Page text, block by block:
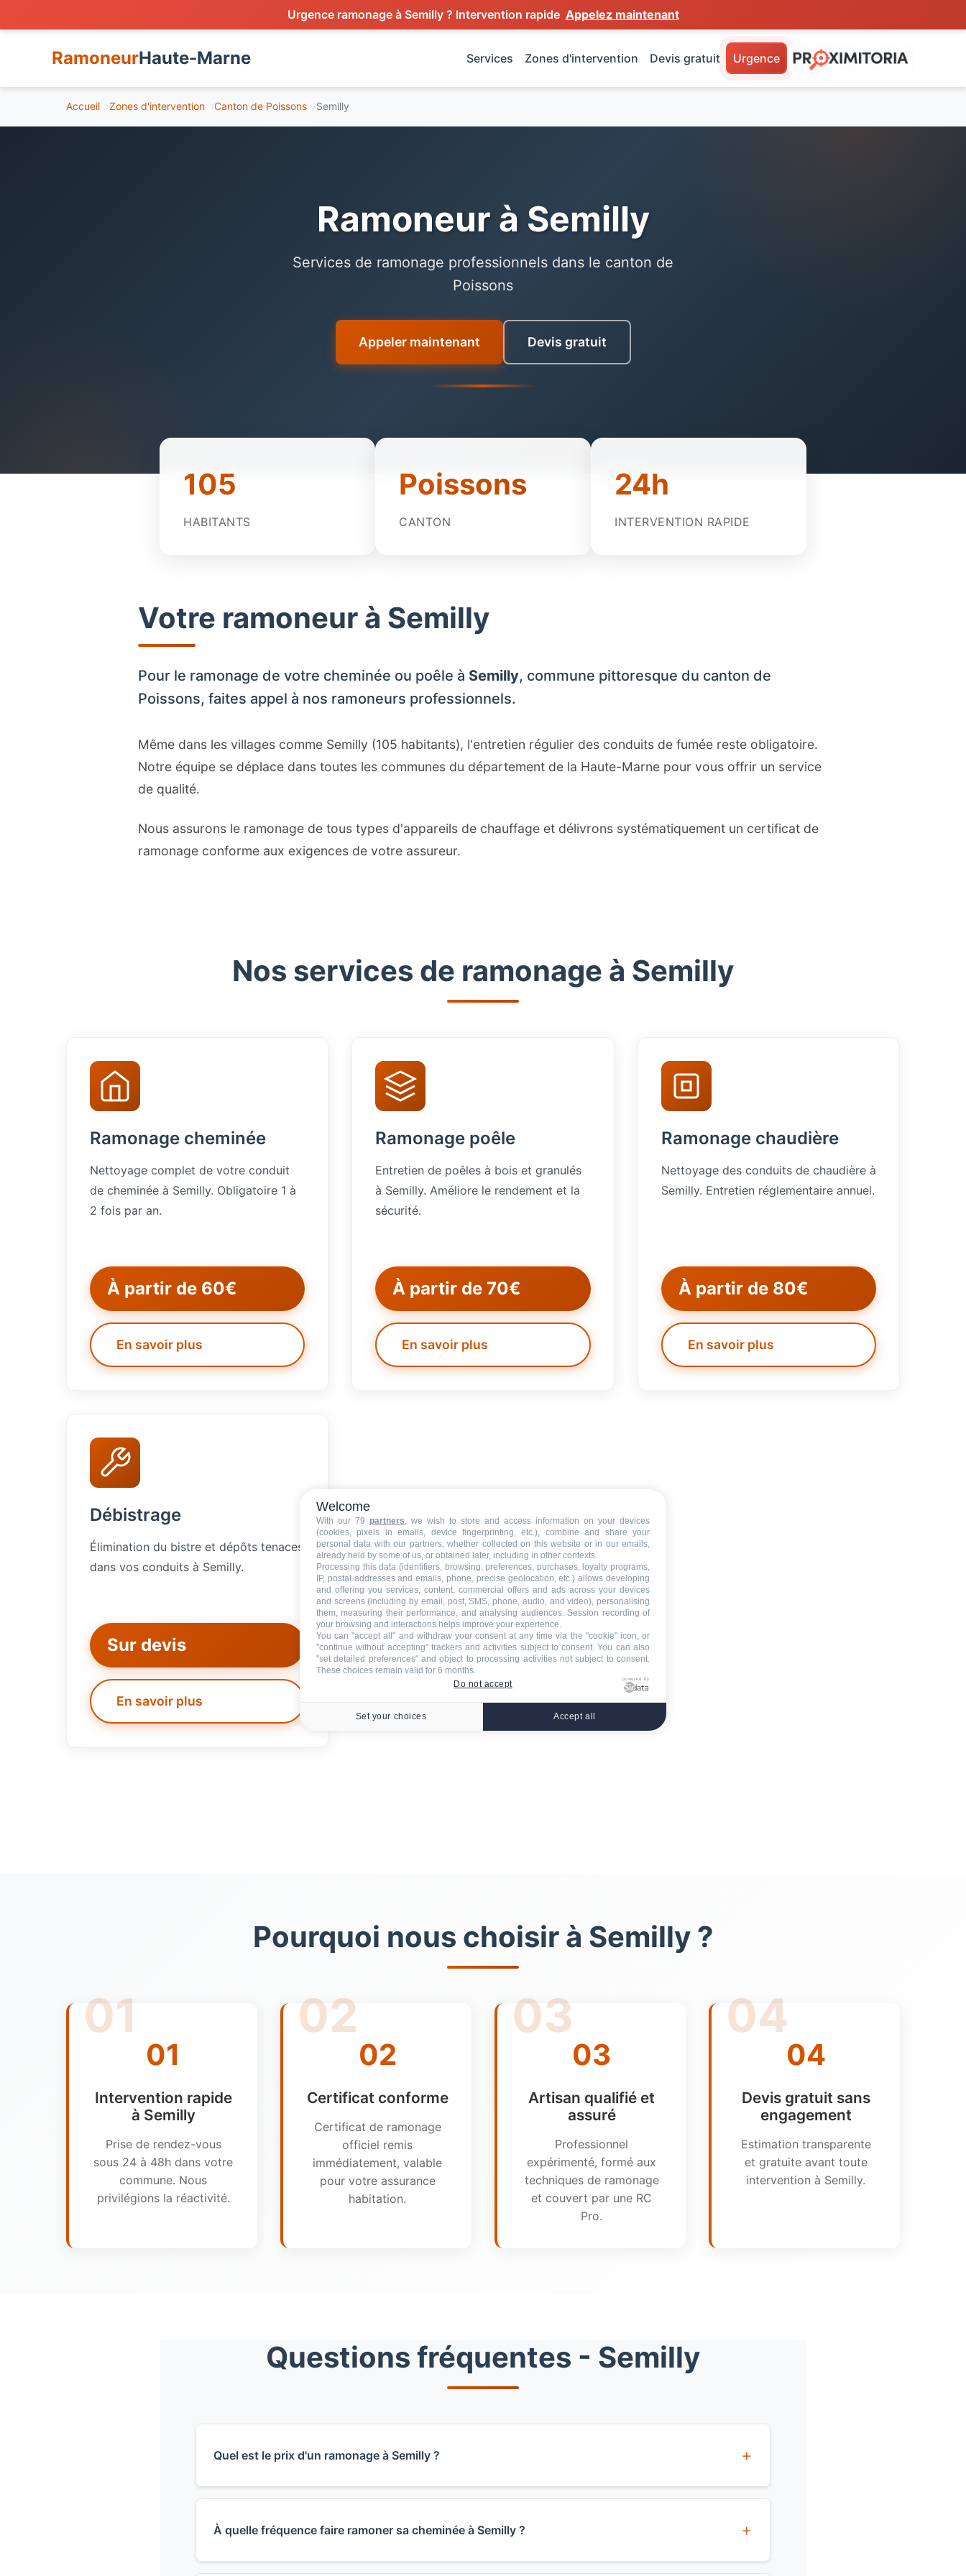
Urgence ramonage à Semilly ? Intervention rapide Appelez maintenant
RamoneurHaute-Marne Services Zones d'intervention Devis gratuit Urgence
Accueil Zones d'intervention Canton de Poissons Semilly
Ramoneur à Semilly
Services de ramonage professionnels dans le canton de
Poissons
Appeler maintenant Devis gratuit
105
HABITANTS
Poissons
CANTON
24h
INTERVENTION RAPIDE
Votre ramoneur à Semilly
Pour le ramonage de votre cheminée ou poêle à Semilly, commune pittoresque du canton de
Poissons, faites appel à nos ramoneurs professionnels.
Même dans les villages comme Semilly (105 habitants), l'entretien régulier des conduits de fumée reste obligatoire.
Notre équipe se déplace dans toutes les communes du département de la Haute-Marne pour vous offrir un service
de qualité.
Nous assurons le ramonage de tous types d'appareils de chauffage et délivrons systématiquement un certificat de
ramonage conforme aux exigences de votre assureur.
Nos services de ramonage à Semilly
Ramonage cheminée
Nettoyage complet de votre conduit
de cheminée à Semilly. Obligatoire 1 à
2 fois par an.
À partir de 60€
En savoir plus
Ramonage poêle
Entretien de poêles à bois et granulés
à Semilly. Améliore le rendement et la
sécurité.
À partir de 70€
En savoir plus
Ramonage chaudière
Nettoyage des conduits de chaudière à
Semilly. Entretien réglementaire annuel.
À partir de 80€
En savoir plus
Débistrage
Élimination du bistre et dépôts tenaces
dans vos conduits à Semilly.
Sur devis
En savoir plus
Pourquoi nous choisir à Semilly ?
01
Intervention rapide
à Semilly
Prise de rendez-vous
sous 24 à 48h dans votre
commune. Nous
privilégions la réactivité.
02
Certificat conforme
Certificat de ramonage
officiel remis
immédiatement, valable
pour votre assurance
habitation.
03
Artisan qualifié et
assuré
Professionnel
expérimenté, formé aux
techniques de ramonage
et couvert par une RC
Pro.
04
Devis gratuit sans
engagement
Estimation transparente
et gratuite avant toute
intervention à Semilly.
Questions fréquentes - Semilly
Quel est le prix d'un ramonage à Semilly ?
facturé sur devis. Ces tarifs incluent le déplacement dans le canton de Poissons et la remise
À quelle fréquence faire ramoner sa cheminée à Semilly ?
Welcome
With our 79 partners, we wish to store and access information on your devices
(cookies, pixels in emails, device fingerprinting, etc.), combine and share your
personal data with our partners, whether collected on this website or in our emails,
already held by some of us, or obtained later, including in other contexts.
Processing this data (identifiers, browsing, preferences, purchases, loyalty programs,
IP, postal addresses and emails, phone, precise geolocation, etc.) allows developing
and offering you services, content, commercial offers and ads across your devices
and screens (including by email, post, SMS, phone, audio, and video), personalising
them, measuring their performance, and analysing audiences. Session recording of
your browsing and interactions helps improve your experience.
You can "accept all" and withdraw your consent at any time via the "cookie" icon, or
"continue without accepting" trackers and activities subject to consent. You can also
"set detailed preferences" and object to processing activities not subject to consent.
These choices remain valid for 6 months.
Do not accept
powered by
Set your choices Accept all